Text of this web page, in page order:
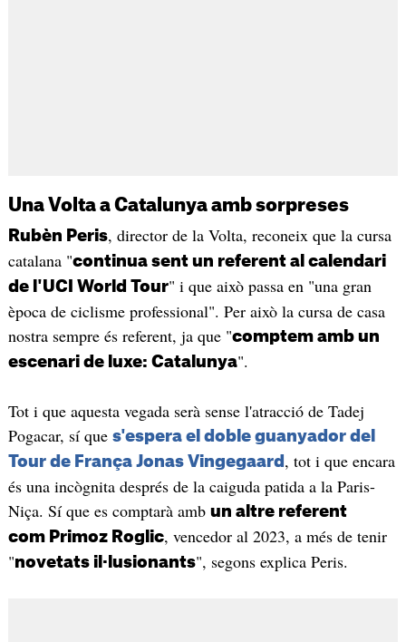
Una Volta a Catalunya amb sorpreses
Rubèn Peris, director de la Volta, reconeix que la cursa
catalana "continua sent un referent al calendari
de l'UCI World Tour" i que això passa en "una gran
època de ciclisme professional". Per això la cursa de casa
nostra sempre és referent, ja que "comptem amb un
escenari de luxe: Catalunya".
Tot i que aquesta vegada serà sense l'atracció de Tadej
Pogacar, sí que s'espera el doble guanyador del
Tour de França Jonas Vingegaard , tot i que encara
és una incògnita després de la caiguda patida a la Paris-
Niça. Sí que es comptarà amb un altre referent
com Primoz Roglic, vencedor al 2023, a més de tenir
"novetats il·lusionants", segons explica Peris.